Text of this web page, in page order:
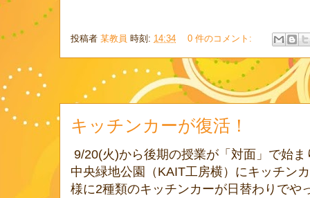
投稿者 某教員 時刻: 14:34 0 件のコメント:
キッチンカーが復活！
9/20(火)から後期の授業が「対面」で始
中央緑地公園（KAIT工房横）にキッチン
様に2種類のキッチンカーが日替わりでや